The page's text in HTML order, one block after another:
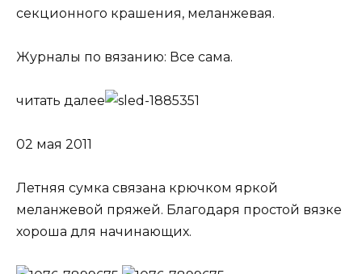
секционного крашения, меланжевая.
Журналы по вязанию: Все сама.
читать далее
02 мая 2011
Летняя сумка связана крючком яркой
меланжевой пряжей. Благодаря простой вязке
хороша для начинающих.